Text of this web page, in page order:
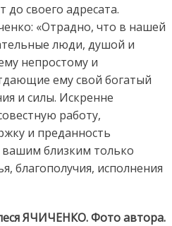
своего адресата.
«Отрадно, что в нашей
люди, душой и
непростому и
ему свой богатый
и силы. Искренне
работу,
и преданность
близким только
благополучия, исполнения
ЯЧИЧЕНКО. Фото автора.